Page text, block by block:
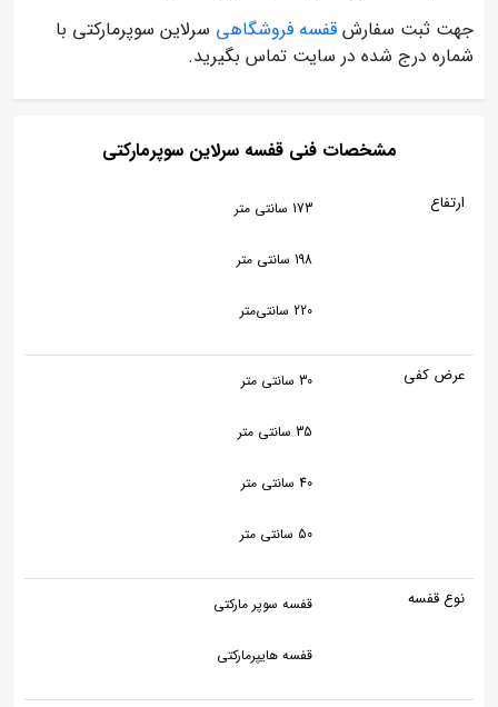
جهت ثبت سفارش قفسه فروشگاهی سرلاین سوپرمارکتی با
شماره درج شده در سایت تماس بگیرید.
مشخصات فنی قفسه سرلاین سوپرمارکتی
ارتفاع 173 سانتی متر
198 سانتی متر
220 سانتی‌متر
عرض کفی 30 سانتی متر
35 سانتی متر
40 سانتی متر
50 سانتی متر
نوع قفسه قفسه سوپر مارکتی
قفسه هایپرمارکتی